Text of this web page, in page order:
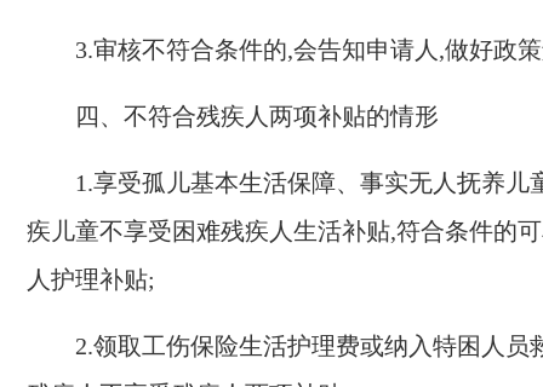
3.审核不符合条件的,会告知申请人,做好政
四、不符合残疾人两项补贴的情形
1.享受孤儿基本生活保障、事实无人抚养儿
疾儿童不享受困难残疾人生活补贴,符合条件的
人护理补贴;
2.领取工伤保险生活护理费或纳入特困人员